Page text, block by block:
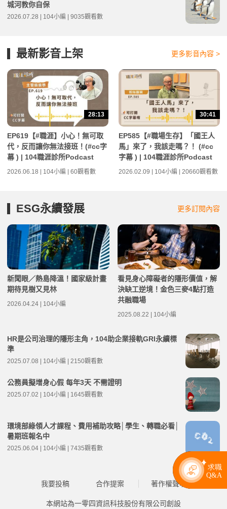
城河教你自保
2026.07.28 | 104小編 | 9035觀看數
最新影音上架 更多影音內容 >
28:13
EP619【#職涯】小心！無可取
代，反而讓你無法接班！(#cc字
幕 ) | 104職涯診所Podcast
2026.06.18 | 104小編 | 60觀看數
30:41
EP585【#職場生存】「國王人
馬」來了，我該走嗎？！ (#cc
字幕 ) | 104職涯診所Podcast
2026.02.09 | 104小編 | 20660觀看數
ESG永續發展 更多訂閱內容
新聞眼／熱島降溫！國家級計畫
期待見樹又見林
2026.04.24 | 104小編
看見身心障礙者的隱形價值，解
決缺工逆境！金色三麥4點打造
共融職場
2025.08.22 | 104小編
HR是公司治理的隱形主角，104助企業接軌GRI永續標
準
2025.07.08 | 104小編 | 2150觀看數
公務員擬增身心假 每年3天 不需證明
2025.07.02 | 104小編 | 1645觀看數
環境部綠領人才課程、費用補助攻略│學生、轉職必看│
暑期班報名中
2025.06.04 | 104小編 | 7435觀看數
我要投稿 合作提案 著作權聲明
本網站為一零四資訊科技股份有限公司創設